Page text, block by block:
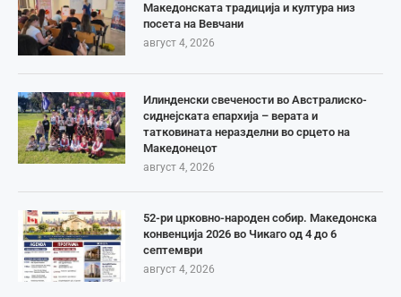
Македонската традиција и култура низ
посета на Вевчани
август 4, 2026
Илинденски свечености во Австралиско-
сиднејската епархија – верата и
татковината неразделни во срцето на
Македонецот
август 4, 2026
52-ри црковно-народен собир. Македонска
конвенција 2026 во Чикаго од 4 до 6
септември
август 4, 2026